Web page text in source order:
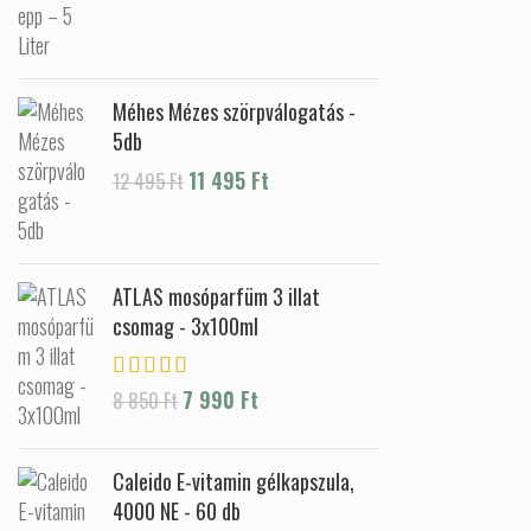
Méhes Mézes szörpválogatás -
5db
12 495Ft Original price was: 12 495 Ft.
11 495 Ft
ATLAS mosóparfüm 3 illat
csomag - 3x100ml
8 850Ft Original price was: 8 850 Ft.
7 990 Ft
Caleido E-vitamin gélkapszula,
4000 NE - 60 db